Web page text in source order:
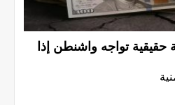
.. مشكلة حقيقية تواجه واشنطن إذا